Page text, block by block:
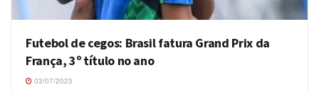
Futebol de cegos: Brasil fatura Grand Prix da
França, 3º título no ano
03/07/2023